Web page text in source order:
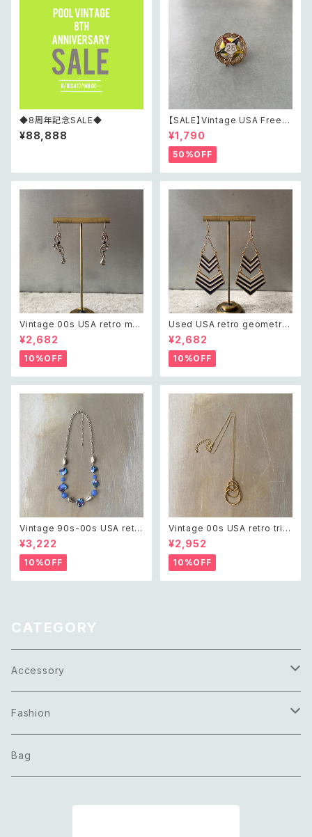
◆8周年記念SALE◆
¥88,888
【SALE】Vintage USA Freem
ason order of the eastern
star 25 year member pin br
ooch アメリカ ヴィンテージ ア
クセサリー フリーメイソン オー
ダーオブザ イースタンスター 2
5年 メンバー ピン ブローチ
¥1,790
50%OFF
Vintage 00s USA retro mo
notone bijou classical des
ign pierce レトロ アメリカ ヴ
ィンテージ アクセサリー モノト
ーン ビジュー クラシカル デザ
イン ピアス/イヤリング
¥2,682
10%OFF
Used USA retro geometric
design enamel pierce レト
ロ アメリカ ユーズド アクセサリ
ー ジオメトリック デザイン エナ
メル ピアス
¥2,682
10%OFF
Vintage 90s-00s USA retr
o aurora blue shell beads
necklace レトロ アメリカ ヴィ
ンテージ アクセサリー オーロラ
ブルー シェル ビーズ ネックレス
¥3,222
10%OFF
Vintage 00s USA retro tripl
e twist circle design neckl
ace レトロ アメリカ ヴィンテー
ジ アクセサリー ゴールド トリプ
ル ツイスト サークル デザイン
ネックレス
¥2,952
10%OFF
CATEGORY
Accessory
Necklace
Pierce
Fashion
Tops
Bag